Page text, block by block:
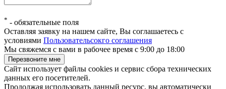
* - обязательные поля
Оставляя заявку на нашем сайте, Вы соглашаетесь с
условиями Пользовательсокго соглашения
Мы свяжемся с вами в рабочее время с 9:00 до 18:00
Сайт использует файлы cookies и сервис сбора технических
данных его посетителей.
Продолжая использовать данный ресурс, вы автоматически